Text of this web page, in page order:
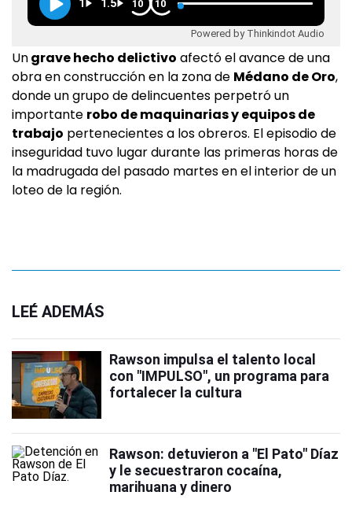
1 1.5 10 10
Powered by Thinkindot Audio
Ungrave hecho delictivo afectó el avance de una
obra en construcción en la zona de Médano de Oro,
donde un grupo de delincuentes perpetró un
importante robo de maquinarias y equipos de
trabajo pertenecientes a los obreros. El episodio de
inseguridad tuvo lugar durante las primeras horas de
la madrugada del pasado martes en el interior de un
loteo de la región.
LEÉ ADEMÁS
Rawson impulsa el talento local
con "IMPULSO", un programa para
fortalecer la cultura
Rawson: detuvieron a "El Pato" Díaz
y le secuestraron cocaína,
marihuana y dinero